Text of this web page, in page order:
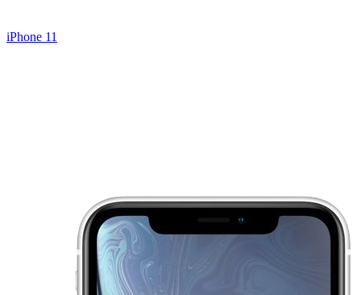
iPhone 11